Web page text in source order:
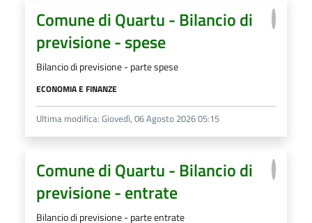
Comune di Quartu - Bilancio di
previsione - spese
Bilancio di previsione - parte spese
ECONOMIA E FINANZE
Ultima modifica: Giovedì, 06 Agosto 2026 05:15
Comune di Quartu - Bilancio di
previsione - entrate
Bilancio di previsione - parte entrate